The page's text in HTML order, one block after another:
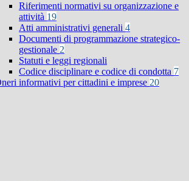
Riferimenti normativi su organizzazione e
attività 19
Atti amministrativi generali 4
Documenti di programmazione strategico-
gestionale 2
Statuti e leggi regionali
Codice disciplinare e codice di condotta 7
informativi per cittadini e imprese 20